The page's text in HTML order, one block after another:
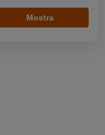
Mostra